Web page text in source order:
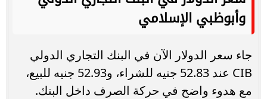
وأبوظبي الإسلامي
جاء سعر الدولار الآن في البنك التجاري الدولي
CIB عند 52.83 جنيه للشراء، و52.93 جنيه للبيع،
مع هدوء واضح في حركة الصرف داخل البنك.